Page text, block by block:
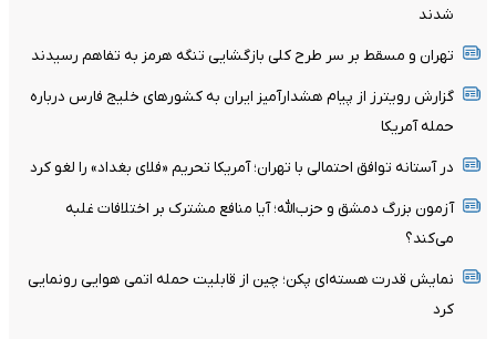
شدند
تهران و مسقط بر سر طرح کلی بازگشایی تنگه هرمز به تفاهم رسیدند
گزارش رویترز از پیام هشدارآمیز ایران به کشورهای خلیج فارس درباره
حمله آمریکا
در آستانه توافق احتمالی با تهران؛ آمریکا تحریم «فلای بغداد» را لغو کرد
آزمون بزرگ دمشق و حزب‌الله؛ آیا منافع مشترک بر اختلافات غلبه
می‌کند؟
نمایش قدرت هسته‌ای پکن؛ چین از قابلیت حمله اتمی هوایی رونمایی
کرد